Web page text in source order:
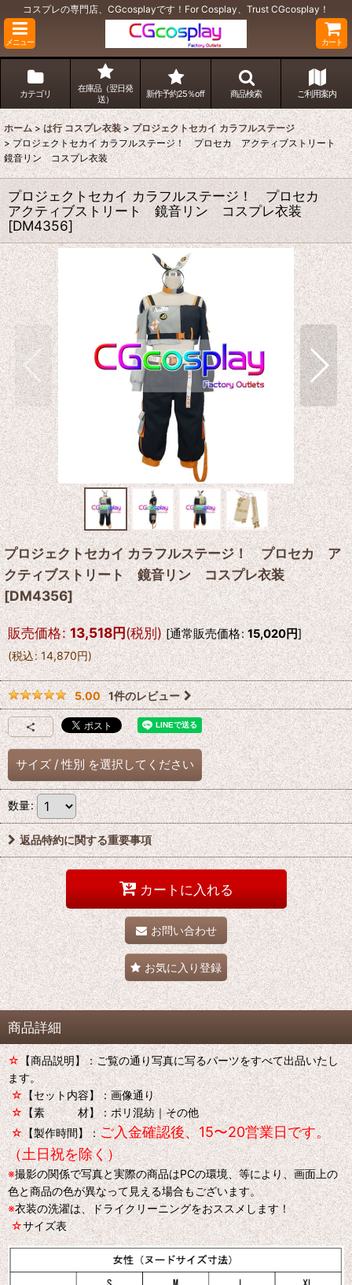
コスプレの専門店、CGcosplayです！For Cosplay、Trust CGcosplay！
メニュー カート
カテゴリ
在庫品（翌日発
送）
新作予約25％off 商品検索 ご利用案内
ホーム > は行 コスプレ衣装 > プロジェクトセカイ カラフルステージ
> プロジェクトセカイ カラフルステージ！ プロセカ アクティブストリート
鏡音リン コスプレ衣装
プロジェクトセカイ カラフルステージ！ プロセカ
アクティブストリート 鏡音リン コスプレ衣装
[DM4356]
プロジェクトセカイ カラフルステージ！ プロセカ ア
クティブストリート 鏡音リン コスプレ衣装
[DM4356]
販売価格: 13,518円(税別) [通常販売価格: 15,020円]
(税込: 14,870円)
5.00 1件のレビュー
サイズ / 性別 を選択してください
数量:
返品特約に関する重要事項
カートに入れる
お問い合わせ
お気に入り登録
商品詳細
☆【商品説明】：ご覧の通り写真に写るパーツをすべて出品いたし
ます。
☆【セット内容】：画像通り
☆【素 材】：ポリ混紡｜その他
☆【製作時間】：ご入金確認後、15〜20営業日です。
（土日祝を除く）
※撮影の関係で写真と実際の商品はPCの環境、等により、画面上の
色と商品の色が異なって見える場合もございます。
※衣装の洗濯は、ドライクリーニングをおススメします！
☆サイズ表